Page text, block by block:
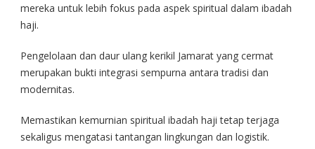
mereka untuk lebih fokus pada aspek spiritual dalam ibadah
haji.
Pengelolaan dan daur ulang kerikil Jamarat yang cermat
merupakan bukti integrasi sempurna antara tradisi dan
modernitas.
Memastikan kemurnian spiritual ibadah haji tetap terjaga
sekaligus mengatasi tantangan lingkungan dan logistik.